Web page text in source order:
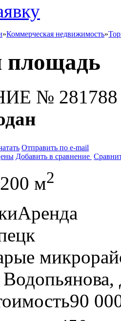
»Коммерческая недвижимость»
площадь
№ 281788
Отправить по e-mail
Добавить в сравнение
200 м2
Аренда
Водопьянова,
90